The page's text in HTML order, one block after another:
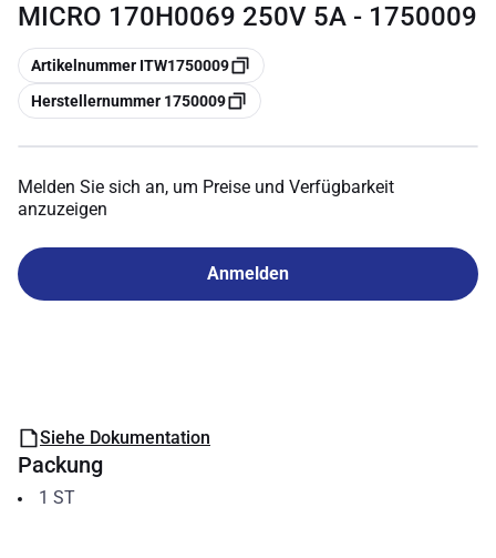
MICRO 170H0069 250V 5A - 1750009
Kopieren
Artikelnummer ITW1750009
Kopieren
Herstellernummer 1750009
Melden Sie sich an, um Preise und Verfügbarkeit
anzuzeigen
Anmelden
Siehe Dokumentation
Packung
1 ST